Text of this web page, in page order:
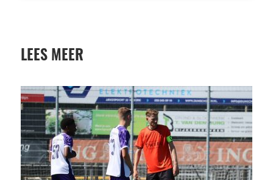
LEES MEER